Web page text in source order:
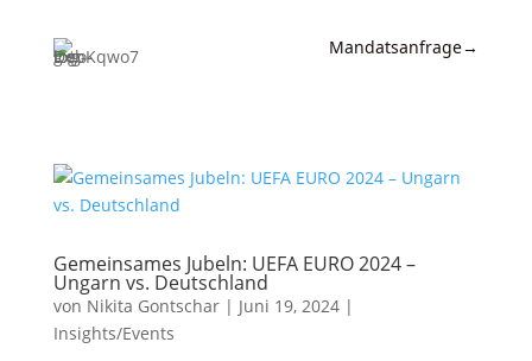
Insights
Mandatsanfrage→
Gemeinsames Jubeln: UEFA EURO 2024 –
Ungarn vs. Deutschland
von Nikita Gontschar| Juni 19, 2024|
Insights/Events